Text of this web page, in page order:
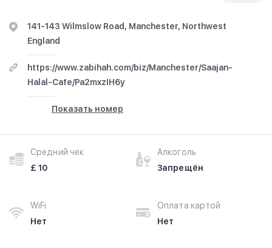
141-143 Wilmslow Road, Manchester, Northwest
England
https://www.zabihah.com/biz/Manchester/Saajan-
Halal-Cafe/Pa2mxzIH6y
Показать номер
Средний чек
£ 10
Алкоголь
Запрещён
WiFi
Нет
Оплата картой
Нет